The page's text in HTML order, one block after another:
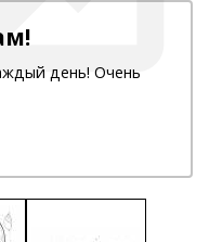
день! Очень